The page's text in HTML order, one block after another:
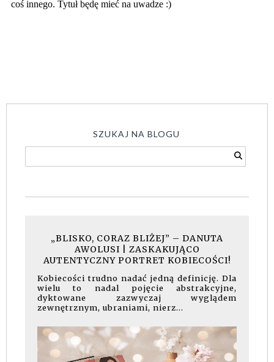
SZUKAJ NA BLOGU
„BLISKO, CORAZ BLIŻEJ” – DANUTA
AWOLUSI | ZASKAKUJĄCO
AUTENTYCZNY PORTRET KOBIECOŚCI!
Kobiecości trudno nadać jedną definicję. Dla
wielu to nadal pojęcie abstrakcyjne,
dyktowane zazwyczaj wyglądem
zewnętrznym, ubraniami, nierz...